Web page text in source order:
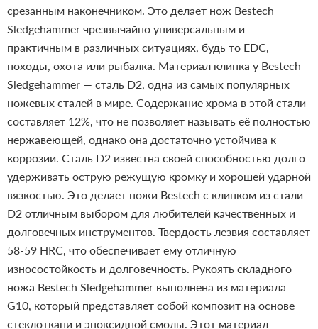
срезанным наконечником. Это делает нож Bestech
Sledgehammer чрезвычайно универсальным и
практичным в различных ситуациях, будь то EDC,
походы, охота или рыбалка. Материал клинка у Bestech
Sledgehammer — сталь D2, одна из самых популярных
ножевых сталей в мире. Содержание хрома в этой стали
составляет 12%, что не позволяет называть её полностью
нержавеющей, однако она достаточно устойчива к
коррозии. Сталь D2 известна своей способностью долго
удерживать острую режущую кромку и хорошей ударной
вязкостью. Это делает ножи Bestech с клинком из стали
D2 отличным выбором для любителей качественных и
долговечных инструментов. Твердость лезвия составляет
58-59 HRC, что обеспечивает ему отличную
износостойкость и долговечность. Рукоять складного
ножа Bestech Sledgehammer выполнена из материала
G10, который представляет собой композит на основе
стеклоткани и эпоксидной смолы. Этот материал